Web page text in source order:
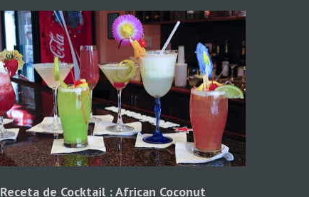
Receta de Cocktail : African Coconut